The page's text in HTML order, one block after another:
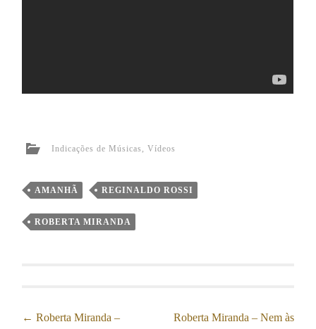
Indicações de Músicas ,Vídeos
AMANHÃ REGINALDO ROSSI
ROBERTA MIRANDA
Post
← Roberta Miranda –
Roberta Miranda – Nem às